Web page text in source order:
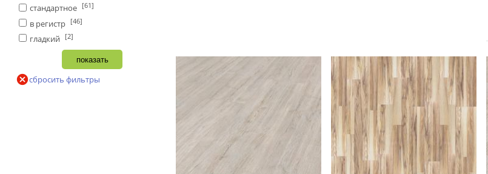
стандартное [61]
в регистр [46]
гладкий [2]
сбросить фильтры